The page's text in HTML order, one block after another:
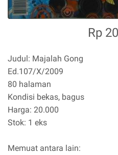
Rp
Judul: Majalah Gong
Ed.107/X/2009
80 halaman
Kondisi bekas, bagus
Harga: 20.000
Stok: 1 eks
Memuat antara lain: